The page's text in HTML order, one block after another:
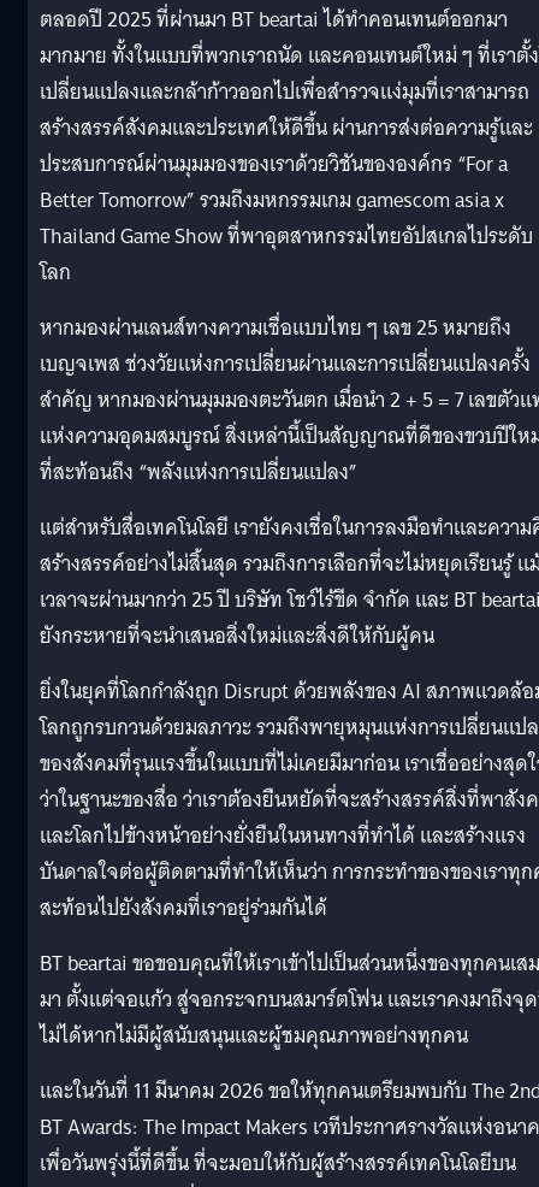
ตลอดปี 2025 ที่ผ่านมา BT beartai ได้ทำคอนเทนต์ออกมา
มากมาย ทั้งในแบบที่พวกเราถนัด และคอนเทนต์ใหม่ ๆ ที่เราตั้
เปลี่ยนแปลงและกล้าก้าวออกไปเพื่อสำรวจแง่มุมที่เราสามารถ
สร้างสรรค์สังคมและประเทศให้ดีขึ้น ผ่านการส่งต่อความรู้และ
ประสบการณ์ผ่านมุมมองของเราด้วยวิชันขององค์กร “For a
Better Tomorrow” รวมถึงมหกรรมเกม gamescom asia x
Thailand Game Show ที่พาอุตสาหกรรมไทยอัปสเกลไประดับ
โลก
หากมองผ่านเลนส์ทางความเชื่อแบบไทย ๆ เลข 25 หมายถึง
เบญจเพส ช่วงวัยแห่งการเปลี่ยนผ่านและการเปลี่ยนแปลงครั้ง
สำคัญ หากมองผ่านมุมมองตะวันตก เมื่อนำ 2 + 5 = 7 เลขตัว
แห่งความอุดมสมบูรณ์ สิ่งเหล่านี้เป็นสัญญาณที่ดีของขวบปีให
ที่สะท้อนถึง “พลังแห่งการเปลี่ยนแปลง”
แต่สำหรับสื่อเทคโนโลยี เรายังคงเชื่อในการลงมือทำและควา
สร้างสรรค์อย่างไม่สิ้นสุด รวมถึงการเลือกที่จะไม่หยุดเรียนรู้ แ
เวลาจะผ่านมากว่า 25 ปี บริษัท โชว์ไร้ขีด จำกัด และ BT
ยังกระหายที่จะนำเสนอสิ่งใหม่และสิ่งดีให้กับผู้คน
ยิ่งในยุคที่โลกกำลังถูก Disrupt ด้วยพลังของ AI สภาพแวดล้
โลกถูกรบกวนด้วยมลภาวะ รวมถึงพายุหมุนแห่งการเปลี่ยนแป
ของสังคมที่รุนแรงขึ้นในแบบที่ไม่เคยมีมาก่อน เราเชื่ออย่างสุด
ว่าในฐานะของสื่อ ว่าเราต้องยืนหยัดที่จะสร้างสรรค์สิ่งที่พาสัง
และโลกไปข้างหน้าอย่างยั่งยืนในหนทางที่ทำได้ และสร้างแรง
บันดาลใจต่อผู้ติดตามที่ทำให้เห็นว่า การกระทำของของเราทุ
สะท้อนไปยังสังคมที่เราอยู่ร่วมกันได้
BT beartai ขอขอบคุณที่ให้เราเข้าไปเป็นส่วนหนึ่งของทุกคนเส
มา ตั้งแต่จอแก้ว สู่จอกระจกบนสมาร์ตโฟน และเราคงมาถึงจุ
ไม่ได้หากไม่มีผู้สนับสนุนและผู้ชมคุณภาพอย่างทุกคน
และในวันที่ 11 มีนาคม 2026 ขอให้ทุกคนเตรียมพบกับ The
BT Awards: The Impact Makers เวทีประกาศรางวัลแห่งอนา
เพื่อวันพรุ่งนี้ที่ดีขึ้น ที่จะมอบให้กับผู้สร้างสรรค์เทคโนโลยีบน